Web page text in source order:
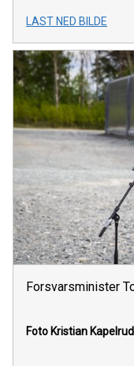
LAST NED BILDE
Forsvarsminister
Foto Kristian